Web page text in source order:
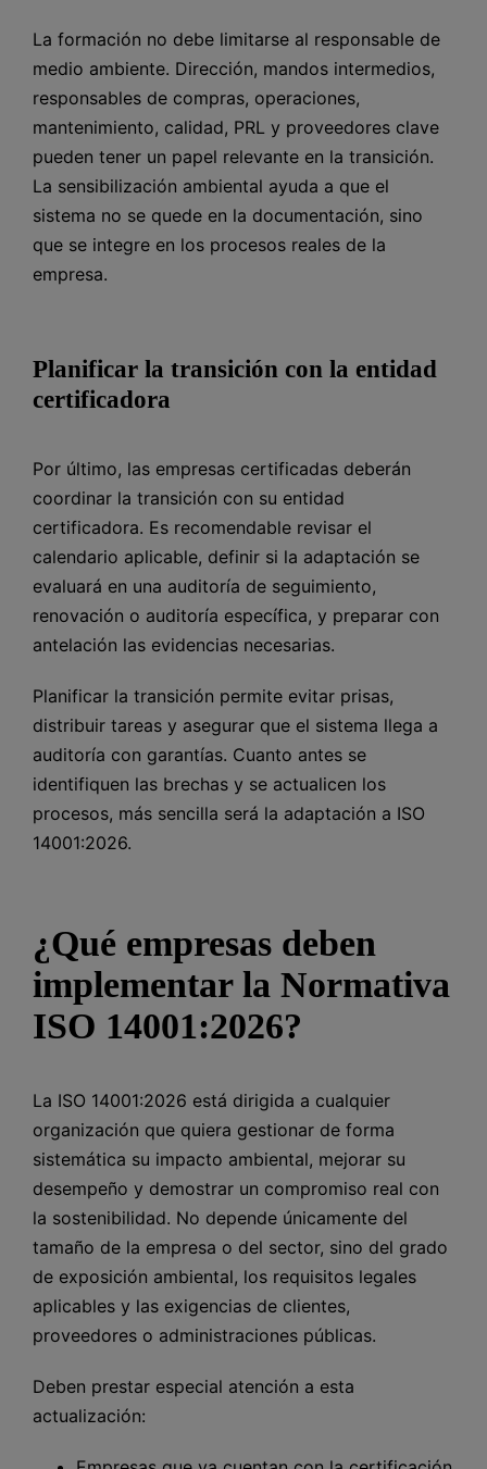
La formación no debe limitarse al responsable de
medio ambiente. Dirección, mandos intermedios,
responsables de compras, operaciones,
mantenimiento, calidad, PRL y proveedores clave
pueden tener un papel relevante en la transición.
La sensibilización ambiental ayuda a que el
sistema no se quede en la documentación, sino
que se integre en los procesos reales de la
empresa.
Planificar la transición con la entidad
certificadora
Por último, las empresas certificadas deberán
coordinar la transición con su entidad
certificadora. Es recomendable revisar el
calendario aplicable, definir si la adaptación se
evaluará en una auditoría de seguimiento,
renovación o auditoría específica, y preparar con
antelación las evidencias necesarias.
Planificar la transición permite evitar prisas,
distribuir tareas y asegurar que el sistema llega a
auditoría con garantías. Cuanto antes se
identifiquen las brechas y se actualicen los
procesos, más sencilla será la adaptación a ISO
14001:2026.
¿Qué empresas deben
implementar la Normativa
ISO 14001:2026?
La ISO 14001:2026 está dirigida a cualquier
organización que quiera gestionar de forma
sistemática su impacto ambiental, mejorar su
desempeño y demostrar un compromiso real con
la sostenibilidad. No depende únicamente del
tamaño de la empresa o del sector, sino del grado
de exposición ambiental, los requisitos legales
aplicables y las exigencias de clientes,
proveedores o administraciones públicas.
Deben prestar especial atención a esta
actualización: